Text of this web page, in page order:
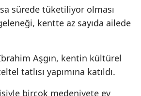
Diyarbakır
Edirne
sürede tüketiliyor olması
kentte az sayıda ailede
Aşgın, kentin kültürel
tatlısı yapımına katıldı.
birçok medeniyete ev